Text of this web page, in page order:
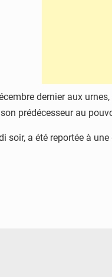
dernier aux
prédécesseur au
a été reportée à